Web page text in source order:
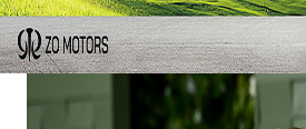
日本华侨报 2025/5/9 16:24:02